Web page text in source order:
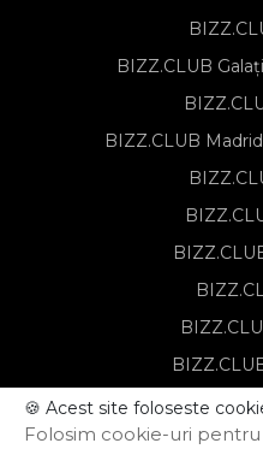
BIZZ.CLUB Galați
BIZZ.CLUB Madrid
BIZZ.CLUB
🍪 Acest site foloseste
Folosim cookie-uri